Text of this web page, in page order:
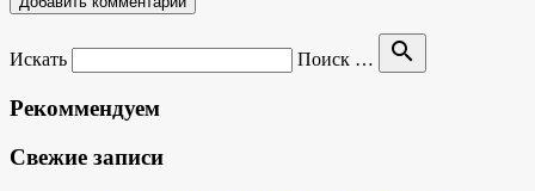
Искать Поиск … search
Рекоммендуем
Свежие записи